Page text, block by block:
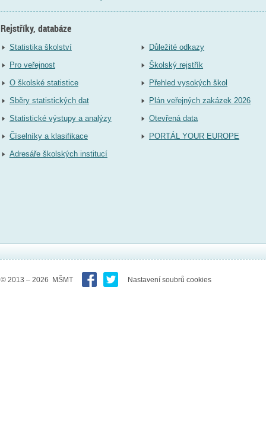
Rejstříky, databáze
Statistika školství
Pro veřejnost
O školské statistice
Sběry statistických dat
Statistické výstupy a analýzy
Číselníky a klasifikace
Adresáře školských institucí
Důležité odkazy
Školský rejstřík
Přehled vysokých škol
Plán veřejných zakázek 2026
Otevřená data
PORTÁL YOUR EUROPE
© 2013 – 2026 MŠMT Nastavení soubrů cookies